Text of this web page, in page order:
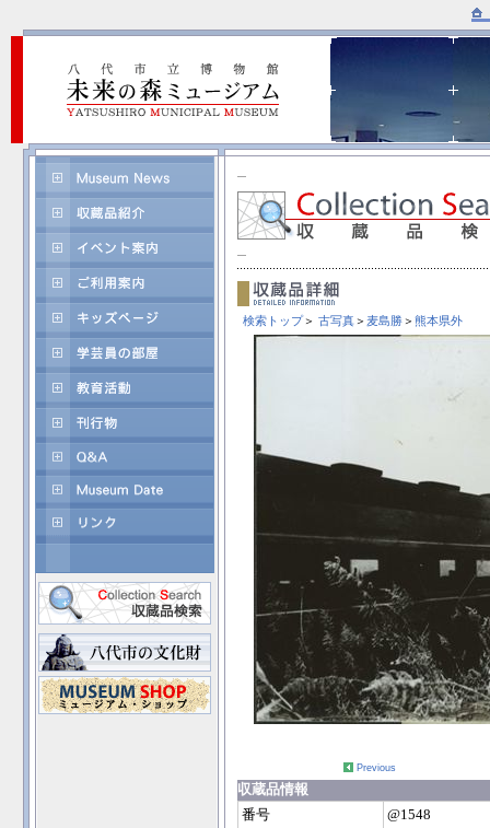
検索トップ＞ 古写真＞ 麦島勝＞ 熊本県外
Previous
収蔵品情報
番号
@1548